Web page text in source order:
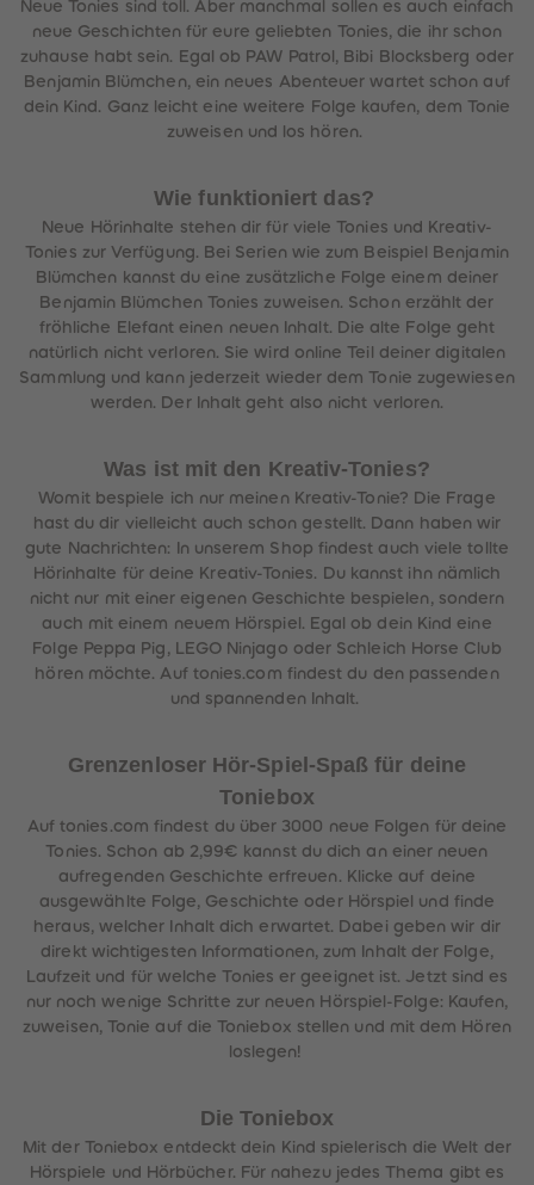
Neue Tonies sind toll. Aber manchmal sollen es auch einfach
neue Geschichten für eure geliebten Tonies, die ihr schon
zuhause habt sein. Egal ob PAW Patrol, Bibi Blocksberg oder
Benjamin Blümchen, ein neues Abenteuer wartet schon auf
dein Kind. Ganz leicht eine weitere Folge kaufen, dem Tonie
zuweisen und los hören.
Wie funktioniert das?
Neue Hörinhalte stehen dir für viele Tonies und Kreativ-
Tonies zur Verfügung. Bei Serien wie zum Beispiel Benjamin
Blümchen kannst du eine zusätzliche Folge einem deiner
Benjamin Blümchen Tonies zuweisen. Schon erzählt der
fröhliche Elefant einen neuen Inhalt. Die alte Folge geht
natürlich nicht verloren. Sie wird online Teil deiner digitalen
Sammlung und kann jederzeit wieder dem Tonie zugewiesen
werden. Der Inhalt geht also nicht verloren.
Was ist mit den Kreativ-Tonies?
Womit bespiele ich nur meinen Kreativ-Tonie? Die Frage
hast du dir vielleicht auch schon gestellt. Dann haben wir
gute Nachrichten: In unserem Shop findest auch viele tollte
Hörinhalte für deine Kreativ-Tonies. Du kannst ihn nämlich
nicht nur mit einer eigenen Geschichte bespielen, sondern
auch mit einem neuem Hörspiel. Egal ob dein Kind eine
Folge Peppa Pig, LEGO Ninjago oder Schleich Horse Club
hören möchte. Auf tonies.com findest du den passenden
und spannenden Inhalt.
Grenzenloser Hör-Spiel-Spaß für deine
Toniebox
Auf tonies.com findest du über 3000 neue Folgen für deine
Tonies. Schon ab 2,99€ kannst du dich an einer neuen
aufregenden Geschichte erfreuen. Klicke auf deine
ausgewählte Folge, Geschichte oder Hörspiel und finde
heraus, welcher Inhalt dich erwartet. Dabei geben wir dir
direkt wichtigesten Informationen, zum Inhalt der Folge,
Laufzeit und für welche Tonies er geeignet ist. Jetzt sind es
nur noch wenige Schritte zur neuen Hörspiel-Folge: Kaufen,
zuweisen, Tonie auf die Toniebox stellen und mit dem Hören
loslegen!
Die Toniebox
Mit der Toniebox entdeckt dein Kind spielerisch die Welt der
Hörspiele und Hörbücher. Für nahezu jedes Thema gibt es